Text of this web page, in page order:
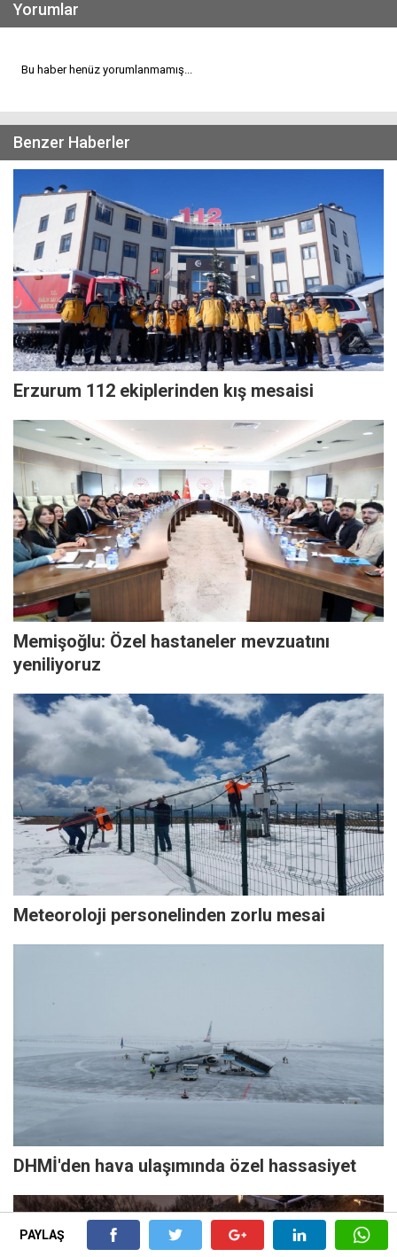
PAYLAŞ
Yorumlar
Bu haber henüz yorumlanmamış...
Benzer Haberler
Erzurum 112 ekiplerinden kış mesaisi
Memişoğlu: Özel hastaneler mevzuatını
yeniliyoruz
Meteoroloji personelinden zorlu mesai
DHMİ'den hava ulaşımında özel hassasiyet